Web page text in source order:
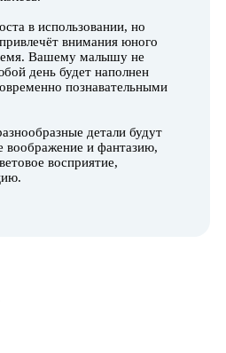
в использовании, но
внимания юного
Вашему малышу не
день будет наполнен
познавательными
детали будут
воображение и фантазию,
восприятие,